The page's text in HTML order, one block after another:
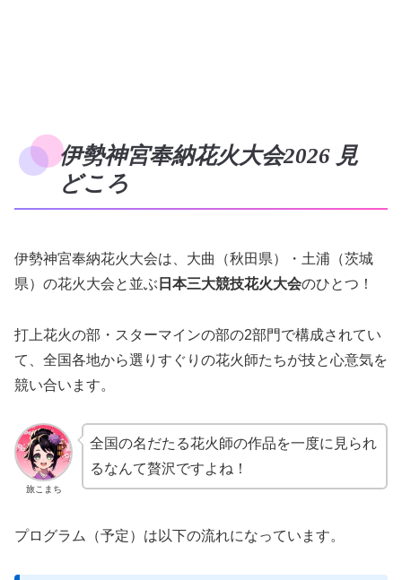
伊勢神宮奉納花火大会2026 見
どころ
伊勢神宮奉納花火大会は、大曲（秋田県）・土浦（茨城
県）の花火大会と並ぶ 日本三大競技花火大会のひとつ！
打上花火の部・スターマインの部の2部門で構成されてい
て、全国各地から選りすぐりの花火師たちが技と心意気を
競い合います。
旅こまち
全国の名だたる花火師の作品を一度に見られ
るなんて贅沢ですよね！
プログラム（予定）は以下の流れになっています。